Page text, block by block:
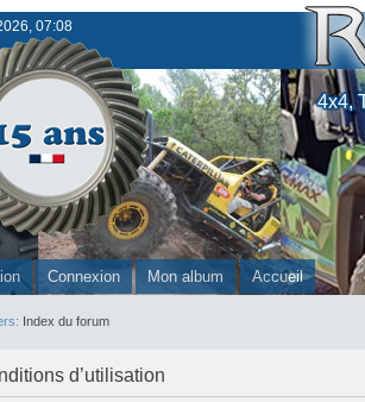
07:08
Connexion Mon album Accueil
4x4,
Index du forum
d’utilisation